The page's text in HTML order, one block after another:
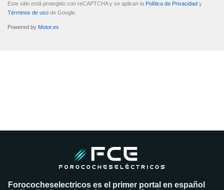
Este sitio está protegido con reCAPTCHA y se aplican la Política de Privacidad y
Términos de uso de Google.
Powered by Motor.es
Forococheselectricos es el primer portal en español